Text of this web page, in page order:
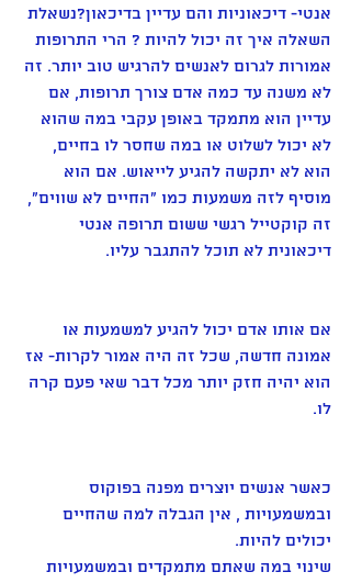
אנטי- דיכאוניות והם עדיין בדיכאון?נשאלת
השאלה איך זה יכול להיות ? הרי התרופות
אמורות לגרום לאנשים להרגיש טוב יותר. זה
לא משנה עד כמה אדם צורך תרופות, אם
עדיין הוא מתמקד באופן עקבי במה שהוא
לא יכול לשלוט או במה שחסר לו בחיים,
הוא לא יתקשה להגיע לייאוש. אם הוא
מוסיף לזה משמעות כמו "החיים לא שווים",
זה קוקטייל רגשי ששום תרופה אנטי
דיכאונית לא תוכל להתגבר עליו.
אם אותו אדם יכול להגיע למשמעות או
אמונה חדשה, שכל זה היה אמור לקרות- אז
הוא יהיה חזק יותר מכל דבר שאי פעם קרה
לו.
כאשר אנשים יוצרים מפנה בפוקוס
ובמשמעויות , אין הגבלה למה שהחיים
יכולים להיות.
שינוי במה שאתם מתמקדים ובמשמעויות